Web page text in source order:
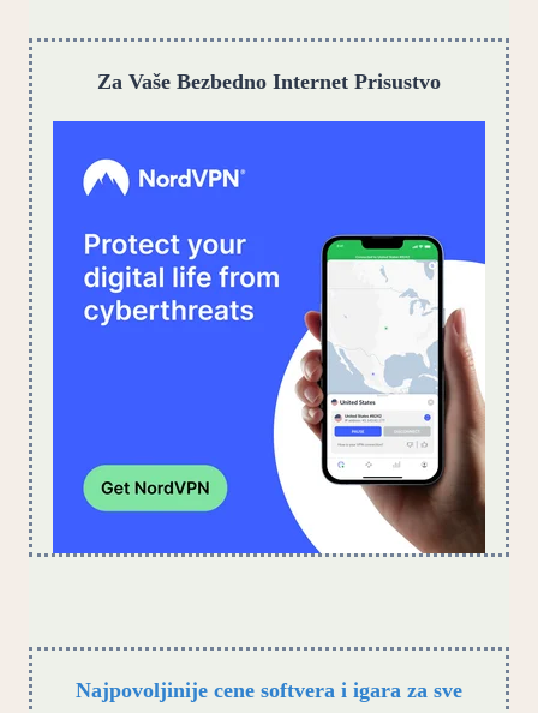
Za Vaše Bezbedno Internet Prisustvo
Najpovoljinije cene softvera i igara za sve